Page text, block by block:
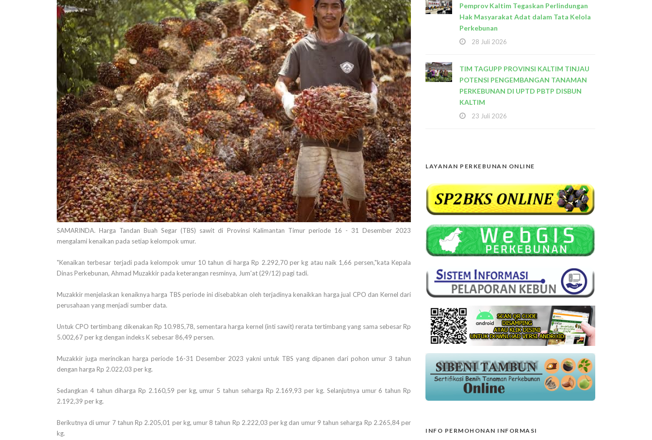
SAMARINDA. Harga Tandan Buah Segar (TBS) sawit di Provinsi Kalimantan Timur periode 16 - 31 Desember 2023
mengalami kenaikan pada setiap kelompok umur.
"Kenaikan terbesar terjadi pada kelompok umur 10 tahun di harga Rp 2.292,70 per kg atau naik 1,66 persen,"kata Kepala
Dinas Perkebunan, Ahmad Muzakkir pada keterangan resminya, Jum'at (29/12) pagi tadi.
Muzakkir menjelaskan kenaiknya harga TBS periode ini disebabkan oleh terjadinya kenaikkan harga jual CPO dan Kernel dari
perusahaan yang menjadi sumber data.
Untuk CPO tertimbang dikenakan Rp 10.985,78, sementara harga kernel (inti sawit) rerata tertimbang yang sama sebesar Rp
5.002,67 per kg dengan indeks K sebesar 86,49 persen.
Muzakkir juga merincikan harga periode 16-31 Desember 2023 yakni untuk TBS yang dipanen dari pohon umur 3 tahun
dengan harga Rp 2.022,03 per kg.
Sedangkan 4 tahun diharga Rp 2.160,59 per kg, umur 5 tahun seharga Rp 2.169,93 per kg. Selanjutnya umur 6 tahun Rp
2.192,39 per kg.
Berikutnya di umur 7 tahun Rp 2.205,01 per kg, umur 8 tahun Rp 2.222,03 per kg dan umur 9 tahun seharga Rp 2.265,84 per
kg.
Pemprov Kaltim Tegaskan Perlindungan
Hak Masyarakat Adat dalam Tata Kelola
Perkebunan
28 Juli 2026
TIM TAGUPP PROVINSI KALTIM TINJAU
POTENSI PENGEMBANGAN TANAMAN
PERKEBUNAN DI UPTD PBTP DISBUN
KALTIM
23 Juli 2026
LAYANAN PERKEBUNAN ONLINE
INFO PERMOHONAN INFORMASI